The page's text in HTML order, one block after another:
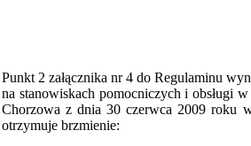
Punkt 2 załącznika nr 4 do Regulaminu
na stanowiskach pomocniczych i obsługi
Chorzowa z dnia 30 czerwca 2009 roku
otrzymuje brzmienie: